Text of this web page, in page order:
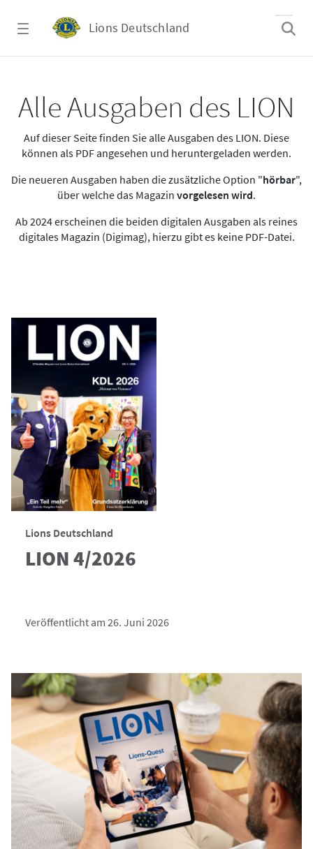
Lions Deutschland
Alle Ausgaben des LION
Auf dieser Seite finden Sie alle Ausgaben des LION. Diese
können als PDF angesehen und heruntergeladen werden.
Die neueren Ausgaben haben die zusätzliche Option "hörbar",
über welche das Magazin vorgelesen wird.
Ab 2024 erscheinen die beiden digitalen Ausgaben als reines
digitales Magazin (Digimag), hierzu gibt es keine PDF-Datei.
Lions Deutschland
LION 4/2026
Veröffentlicht am 26. Juni 2026